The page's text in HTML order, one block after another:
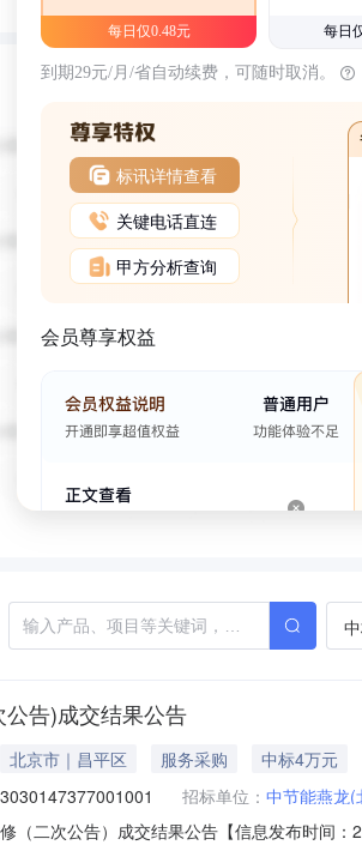
每日仅0.48元 每日
到期29元/月/省自动续费，可随时取消。
标讯详情查看
关键电话直连
甲方分析查询
会员尊享权益
告)成交结果公告
北京市｜昌平区 服务采购
中标4万元
招标单位： 中节能燕龙(
（二次公告）成交结果公告【信息发布时间